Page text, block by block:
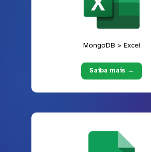
MongoDB > Excel
Saiba mais →